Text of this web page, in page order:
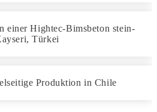
einer Hightec-Bimsbeton stein-
Türkei
Produktion in Chile